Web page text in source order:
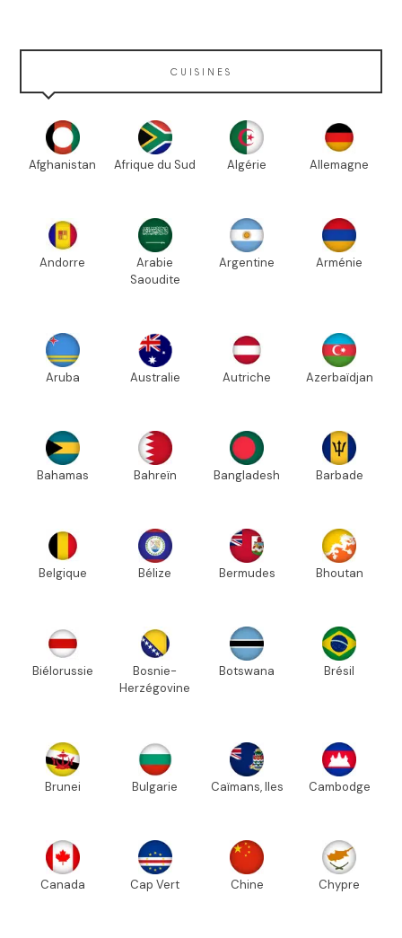
CUISINES
Afghanistan Afrique du Sud Algérie Allemagne
Andorre
Arabie
Saoudite
Argentine Arménie
Aruba Australie Autriche Azerbaïdjan
Bahamas Bahreïn Bangladesh Barbade
Belgique Bélize Bermudes Bhoutan
Biélorussie
Bosnie-
Herzégovine
Botswana Brésil
Brunei Bulgarie Caïmans, Iles Cambodge
Canada Cap Vert Chine Chypre